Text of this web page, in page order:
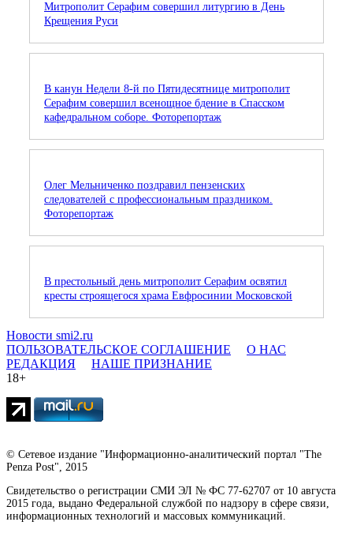
Митрополит Серафим совершил литургию в День
Крещения Руси
В канун Недели 8-й по Пятидесятнице митрополит
Серафим совершил всенощное бдение в Спасском
кафедральном соборе. Фоторепортаж
Олег Мельниченко поздравил пензенских
следователей с профессиональным праздником.
Фоторепортаж
В престольный день митрополит Серафим освятил
кресты строящегося храма Евфросинии Московской
Новости smi2.ru
ПОЛЬЗОВАТЕЛЬСКОЕ СОГЛАШЕНИЕ
О НАС
РЕДАКЦИЯ
НАШЕ ПРИЗНАНИЕ
18+
© Сетевое издание "Информационно-аналитический портал "The
Penza Post", 2015
Свидетельство о регистрации СМИ ЭЛ № ФС 77-62707 от 10 августа
2015 года, выдано Федеральной службой по надзору в сфере связи,
информационных технологий и массовых коммуникаций.